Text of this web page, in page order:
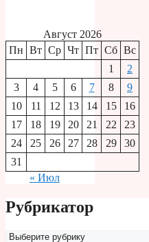
Август 2026
Пн Вт Ср Чт Пт Сб Вс
1
2
3
4 5 6 7 8
9
10
11 12 13 14 15
16
17
18 19 20 21 22
23
24
25 26 27 28 29
30
31
« Июл
Рубрикатор
Рубрикатор